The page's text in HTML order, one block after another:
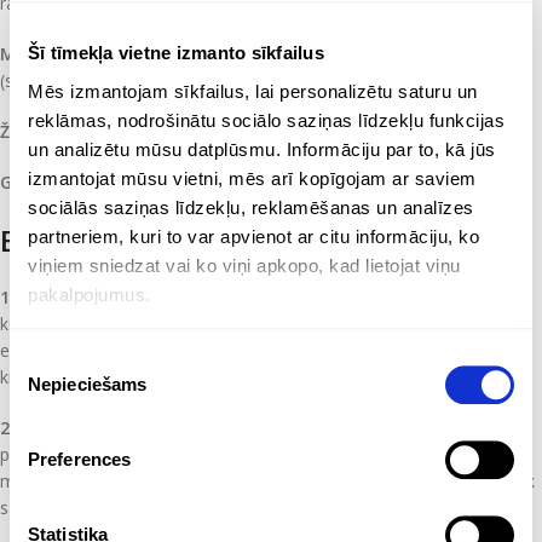
Šī tīmekļa vietne izmanto sīkfailus
Mēs izmantojam sīkfailus, lai personalizētu saturu un
reklāmas, nodrošinātu sociālo saziņas līdzekļu funkcijas
un analizētu mūsu datplūsmu. Informāciju par to, kā jūs
izmantojat mūsu vietni, mēs arī kopīgojam ar saviem
sociālās saziņas līdzekļu, reklamēšanas un analīzes
partneriem, kuri to var apvienot ar citu informāciju, ko
viņiem sniedzat vai ko viņi apkopo, kad lietojat viņu
pakalpojumus.
izvēle
Nepieciešams
Preferences
Statistika
Mazgāšana:Atļauts mazgāt līdz60°C, kas nodrošina izcilu higiēnu
(svarīgi B2B sektoram).
Žāvēšana:Drīkst žāvēt veļas žāvētājā zemā temperatūrā.
Gludināšana:Zemā temperatūrā (līdz 110°C).
Biežāk uzdotie jautājumi (FAQ)
1. Kas ir Lyocell un ar ko tas ir labāks par kokvilnu?
koksnes celulozes iegūta šķiedra. Tā ir ievērojami mīkstāka,
elpojošāka un ilgtspējīgāka nekā kokvilna, turklāt tā labāk saglabā
krāsu un formu.
2. Vai uz Lyocell auduma apdruka turas tikpat labi?
pateicoties sintētikas un dabīgās šķiedras hibrīdam, apdruka uz šī
materiāla turas pat labāk nekā uz 100% kokvilnas, jo audums mazāk
saraujas un “nestaigā”.